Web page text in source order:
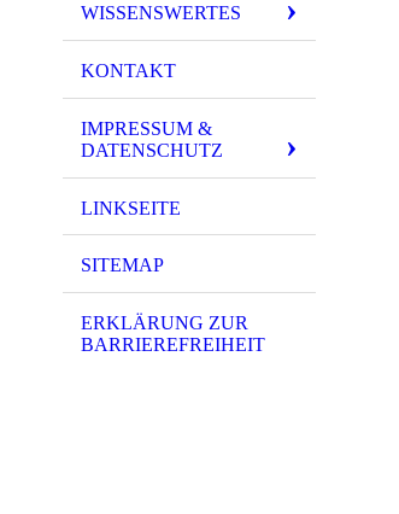
WISSENSWERTES
KONTAKT
IMPRESSUM &
DATENSCHUTZ
LINKSEITE
SITEMAP
ERKLÄRUNG ZUR
BARRIEREFREIHEIT